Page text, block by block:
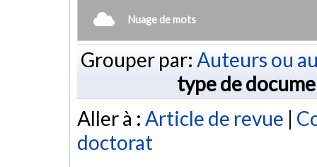
Nuage de mots
Grouper par: Auteurs ou
type de
Aller à : Article de revue |
doctorat